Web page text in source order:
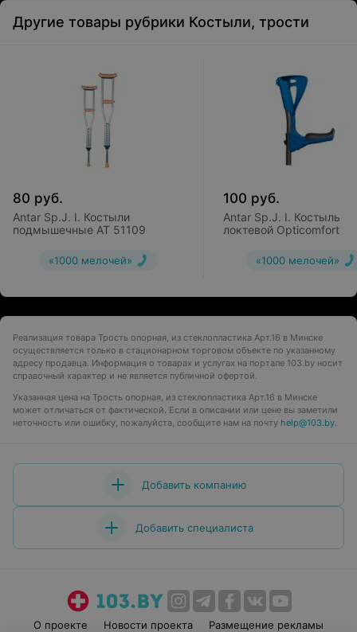
Другие товары рубрики Костыли, трости
80 руб.
Antar Sp.J. I. Костыли
подмышечные АТ 51109
«1000 мелочей»
100 руб.
Antar Sp.J. I. Костыль
локтевой Opticomfort
«1000 мелочей»
Реализация товара Трость опорная, из стеклопластика Арт.16 в Минске
осуществляется только в стационарном торговом объекте по указанному
адресу продавца. Информация о товарах и услугах на портале 103.by носит
справочный характер и не является публичной офертой.
Указанная цена на Трость опорная, из стеклопластика Арт.16 в Минске
может отличаться от фактической. Если в описании или цене вы заметили
неточность или ошибку, пожалуйста, сообщите нам на почту help@103.by.
Добавить компанию
Добавить специалиста
О проекте Новости проекта Размещение рекламы